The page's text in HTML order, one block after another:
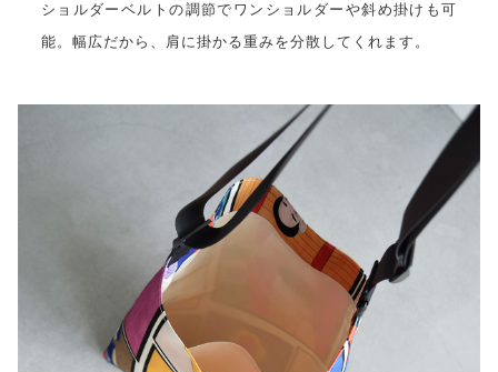
ショルダーベルトの調節でワンショルダーや斜め掛けも可
能。幅広だから、肩に掛かる重みを分散してくれます。